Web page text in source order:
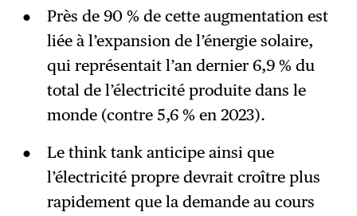
Près de 90 % de cette augmentation est
liée à l’expansion de l’énergie solaire,
qui représentait l’an dernier 6,9 % du
total de l’électricité produite dans le
monde (contre 5,6 % en 2023).
Le think tank anticipe ainsi que
l’électricité propre devrait croître plus
rapidement que la demande au cours